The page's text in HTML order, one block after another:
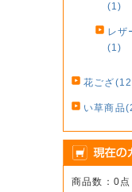
(1)
レザ
(1)
花ござ
い草商品
商品数：0点